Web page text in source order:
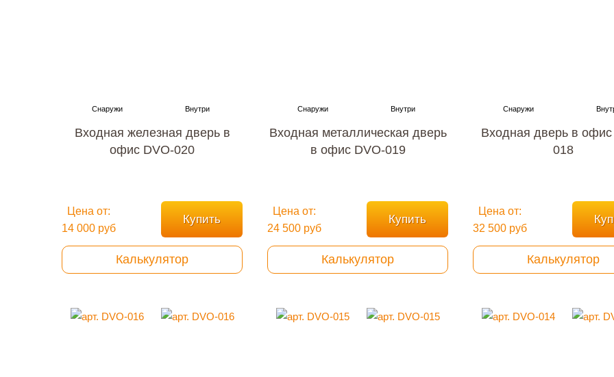
Входная железная дверь в
офис DVO-020
Цена от:
14 000 руб
Купить
Калькулятор
Входная металлическая дверь
в офис DVO-019
Цена от:
24 500 руб
Купить
Калькулятор
Входная дверь в офис
018
Цена от:
32 500 руб
Калькулятор